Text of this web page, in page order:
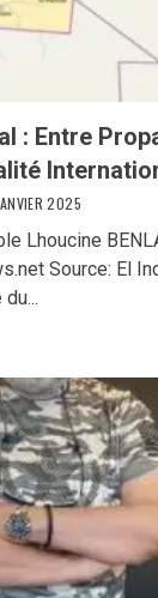
: Entre
2025
Lhoucine
Source: El